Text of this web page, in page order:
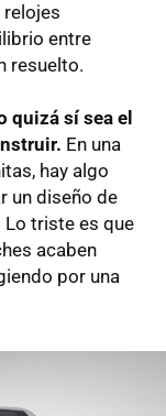
relojes
entre
resuelto.
quizá sí sea el
En una
hay algo
un diseño de
Lo triste es que
acaben
por una